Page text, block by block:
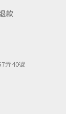
款
弄40號